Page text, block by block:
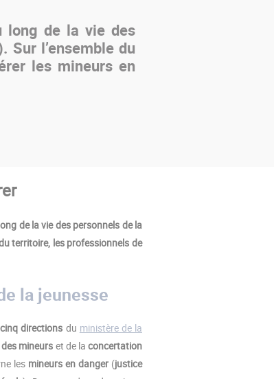
long de la vie des
Sur l’ensemble du
les mineurs en
de la vie des personnels de la
territoire, les professionnels de
la jeunesse
cinq directions du ministère de la
mineurs et de laconcertation
les mineurs en danger(justice